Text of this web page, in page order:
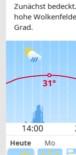
Zunächst
hohe
Grad.
Heute Mo